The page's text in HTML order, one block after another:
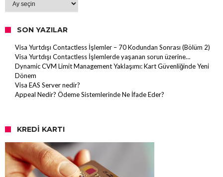
SON YAZILAR
Visa Yurtdışı Contactless İşlemler – 70 Kodundan Sonrası (Bölüm 2)
Visa Yurtdışı Contactless İşlemlerde yaşanan sorun üzerine…
Dynamic CVM Limit Management Yaklaşımı: Kart Güvenliğinde Yeni
Dönem
Visa EAS Server nedir?
Appeal Nedir? Ödeme Sistemlerinde Ne İfade Eder?
KREDI KARTI